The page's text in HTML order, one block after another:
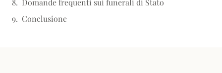
Domande frequenti sui funerali di Stato
Conclusione